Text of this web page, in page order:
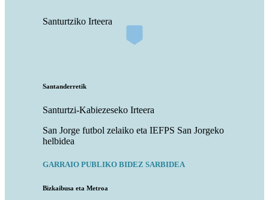
Santurtziko Irteera
Santanderretik
Santurtzi-Kabiezeseko Irteera
San Jorge futbol zelaiko eta IEFPS San Jorgeko
helbidea
GARRAIO PUBLIKO BIDEZ SARBIDEA
Bizkaibusa eta Metroa